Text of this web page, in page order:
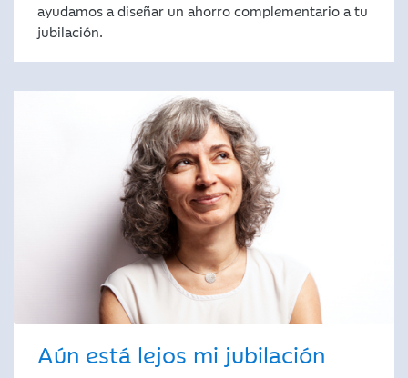
ayudamos a diseñar un ahorro complementario a tu
jubilación.
Aún está lejos mi jubilación